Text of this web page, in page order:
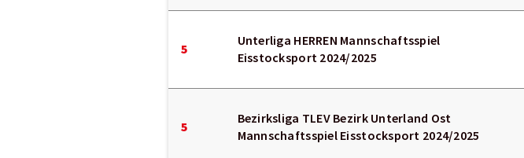
5
Unterliga HERREN Mannschaftsspiel
Eisstocksport 2024/2025
5
Bezirksliga TLEV Bezirk Unterland Ost
Mannschaftsspiel Eisstocksport 2024/2025